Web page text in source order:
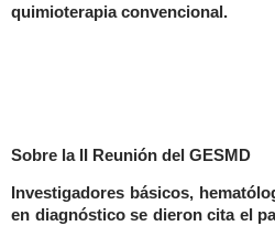
quimioterapia convencional.
Sobre la II Reunión del GESMD
Investigadores básicos,
en diagnóstico se dieron cita el